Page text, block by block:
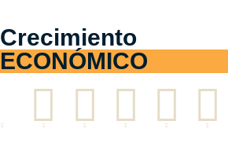
Crecimiento
ECONÓMICO